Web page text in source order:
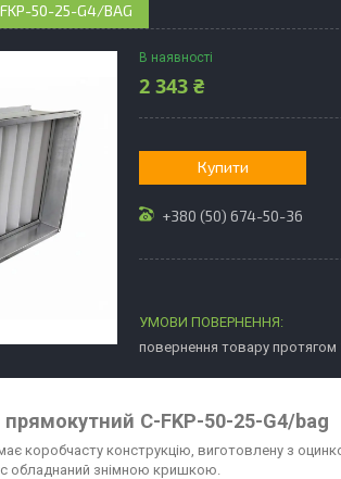
50-25-G4/BAG
В наявності
2 343 ₴
Купити
+380 (50) 674-50-36
повернення товару протягом
C-FKP-50-25-G4/bag
коробчасту конструкцію, виготовлену з
обладнаний знімною кришкою.